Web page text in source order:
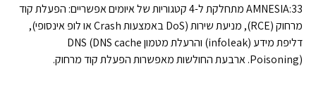
AMNESIA:33 מתחלקת ל-4 קטגוריות של איומים אפשריים: הפעלת קוד
מרחוק (RCE), מניעת שירות (DoS באמצעות Crash או לופ אינסופי),
דליפת מידע (infoleak) והרעלת מטמון DNS (DNS cache
Poisoning). ארבעת החולשות מאפשרות הפעלת קוד מרחוק.